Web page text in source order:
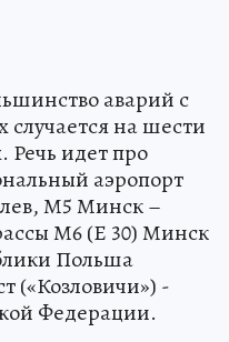
аварий с
на шести
Речь идет про
аэропорт
М5 Минск –
М6 (Е 30) Минск
Польша
(«Козловичи») -
Федерации.